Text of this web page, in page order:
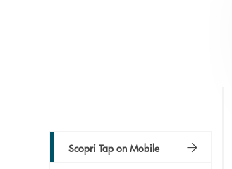
Scopri Tap on Mobile